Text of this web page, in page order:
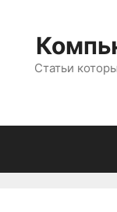
содержимому
Статьи